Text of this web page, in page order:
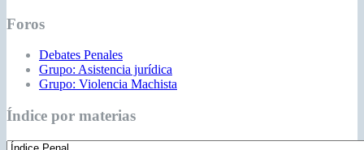
Foros
Debates Penales
Grupo: Asistencia jurídica
Grupo: Violencia Machista
Índice por materias